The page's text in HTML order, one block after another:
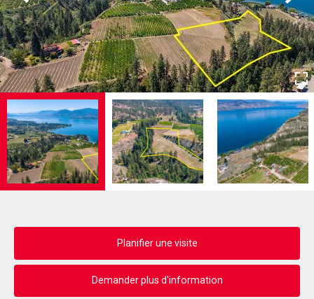
Planifier une visite
Demander plus d'information